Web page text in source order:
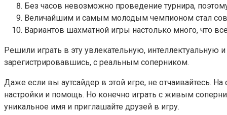
Без часов невозможно проведение турнира,
Величайшим и самым молодым чемпионом стал
Вариантов шахматной игры настолько много, что
Решили играть в эту увлекательную,
зарегистрировавшись, с реальным соперником.
Даже если вы аутсайдер в этой игре, не отчаивайтесь.
настройки и помощь. Но конечно играть с живым
уникальное имя и приглашайте друзей в игру.